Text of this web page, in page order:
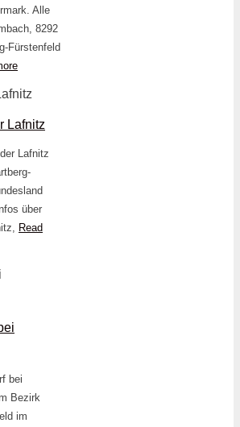
Alle
8292
Fürstenfeld
Lafnitz
über
Read
bei
Bezirk
im